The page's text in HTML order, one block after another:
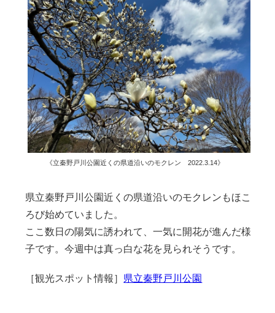
《立秦野戸川公園近くの県道沿いのモクレン 2022.3.14》
県立秦野戸川公園近くの県道沿いのモクレンもほこ
ろび始めていました。
ここ数日の陽気に誘われて、一気に開花が進んだ様
子です。今週中は真っ白な花を見られそうです。
［観光スポット情報］ 県立秦野戸川公園